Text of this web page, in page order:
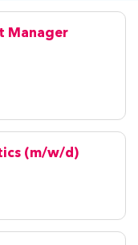
Manager
(m/w/d)